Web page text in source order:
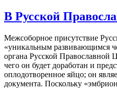
В Русской
Межсоборное присутствие
«уникальным развивающимся
органа Русской Православной
чего он будет доработан и
оплодотворенное яйцо; он
документа. Поскольку